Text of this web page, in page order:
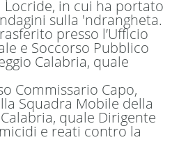
, in cui ha portato
sulla 'ndrangheta.
presso l’Ufficio
e Soccorso Pubblico
Calabria, quale
Commissario Capo,
la Squadra Mobile della
quale Dirigente
e reati contro la